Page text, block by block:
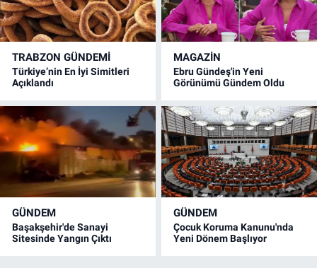
TRABZON GÜNDEMİ
Türkiye’nin En İyi Simitleri
Açıklandı
MAGAZİN
Ebru Gündeş'in Yeni
Görünümü Gündem Oldu
GÜNDEM
Başakşehir'de Sanayi
Sitesinde Yangın Çıktı
GÜNDEM
Çocuk Koruma Kanunu'nda
Yeni Dönem Başlıyor